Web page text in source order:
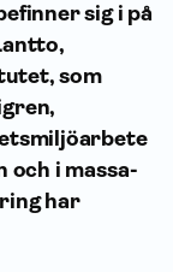
sig i på
som
i massa-
har